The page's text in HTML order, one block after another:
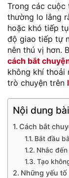
Trong các cuộc
thường lo lắng
hoặc khó tiếp
độ giao tiếp tự
nên thú vị hơn.
cách bắt
không khí thoải
trò chuyện trên
Nội dung
Cách bắt
Bắt đầu
Nhắc
Tạo
Những yếu